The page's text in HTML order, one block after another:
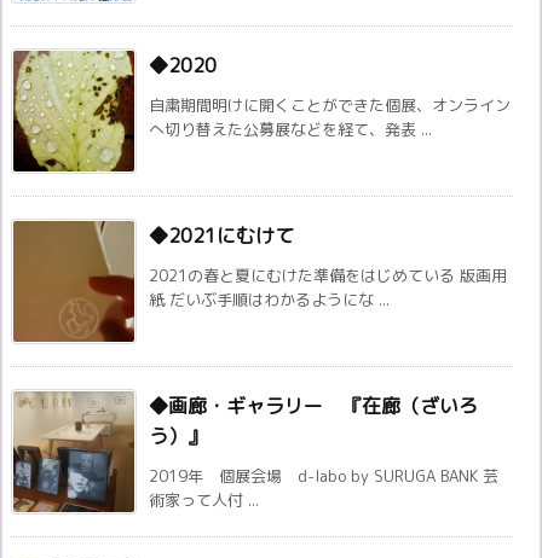
◆2020
自粛期間明けに開くことができた個展、オンライン
へ切り替えた公募展などを経て、発表 ...
◆2021にむけて
2021の春と夏にむけた準備をはじめている 版画用
紙 だいぶ手順はわかるようにな ...
◆画廊・ギャラリー 『在廊（ざいろ
う）』
2019年 個展会場 d-labo by SURUGA BANK 芸
術家って人付 ...